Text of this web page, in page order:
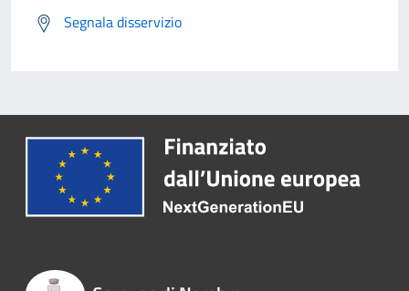
Segnala disservizio